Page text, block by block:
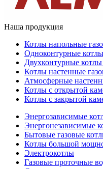
Наша продукция
Котлы напольные
Одноконтурные
Двухконтурные
Котлы настенные
Атмосферные
Котлы с открытой
Котлы с закрытой
Энергозависимые
Энергонезависимые
Бытовые газовые
Котлы большой
Электрокотлы
Газовые проточные